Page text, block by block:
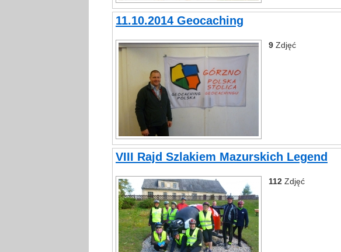
11.10.2014 Geocaching
9 Zdjęć
VIII Rajd Szlakiem Mazurskich Legend
112 Zdjęć